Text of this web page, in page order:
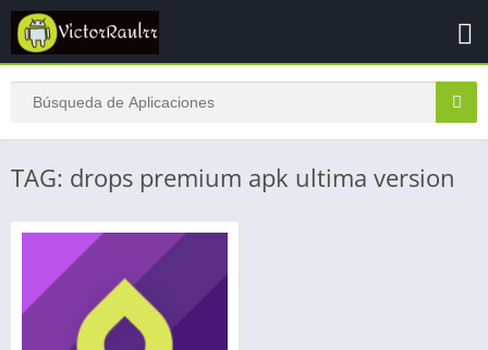
TAG: drops premium apk ultima version